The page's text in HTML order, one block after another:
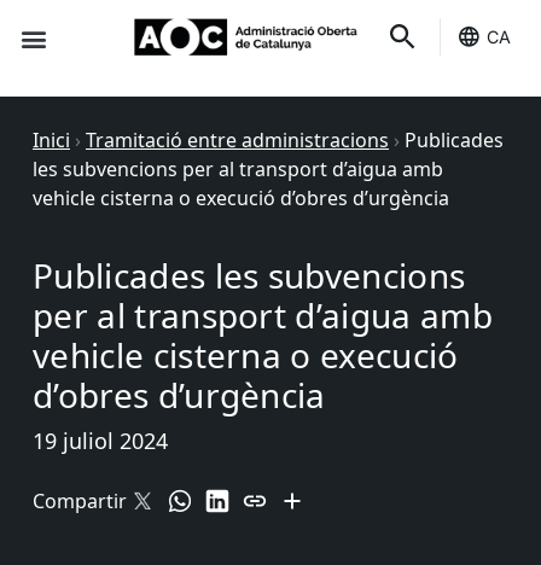
CA
Inici › Tramitació entre administracions › Publicades
les subvencions per al transport d’aigua amb
vehicle cisterna o execució d’obres d’urgència
Publicades les subvencions
per al transport d’aigua amb
vehicle cisterna o execució
d’obres d’urgència
19 juliol 2024
Compartir